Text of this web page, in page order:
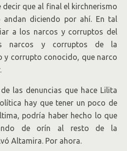
decir que al final el kirchnerismo
diciendo por ahí. En tal
a los narcos y corruptos del
narcos y corruptos de la
y corrupto conocido, que narco
las denuncias que hace Lilita
hay que tener un poco de
podría haber hecho lo que
de orín al resto de la
Altamira. Por ahora.